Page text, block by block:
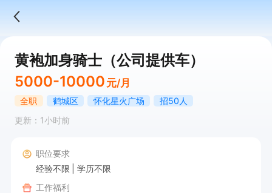
黄袍加身骑士（公司提供车）
5000-10000 元/月
全职 鹤城区 怀化星火广场
招50人
更新：1小时前
职位要求
经验不限
学历不限
工作福利